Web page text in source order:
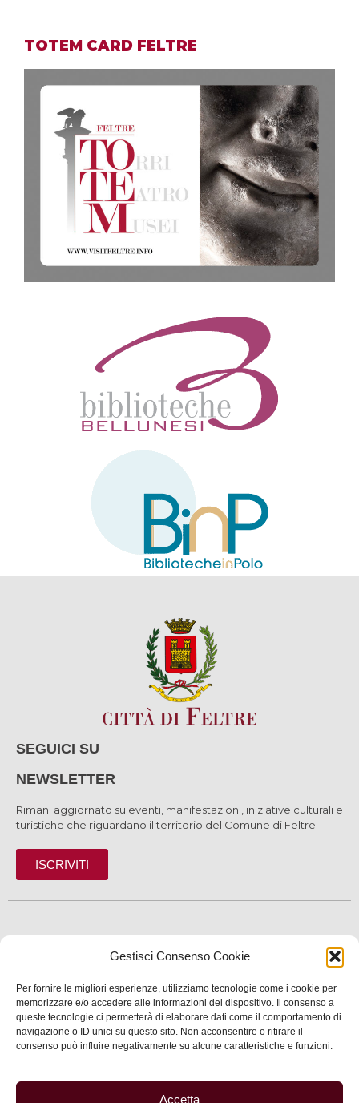
Gestisci Consenso Cookie
Per fornire le migliori esperienze, utilizziamo tecnologie come i cookie per
memorizzare e/o accedere alle informazioni del dispositivo. Il consenso a
queste tecnologie ci permetterà di elaborare dati come il comportamento di
navigazione o ID unici su questo sito. Non acconsentire o ritirare il
consenso può influire negativamente su alcune caratteristiche e funzioni.
Accetta
TOTEM CARD FELTRE
SEGUICI SU
NEWSLETTER
Rimani aggiornato su eventi, manifestazioni, iniziative culturali e
turistiche che riguardano il territorio del Comune di Feltre.
ISCRIVITI
SERVIZI
INFORMAZIONI